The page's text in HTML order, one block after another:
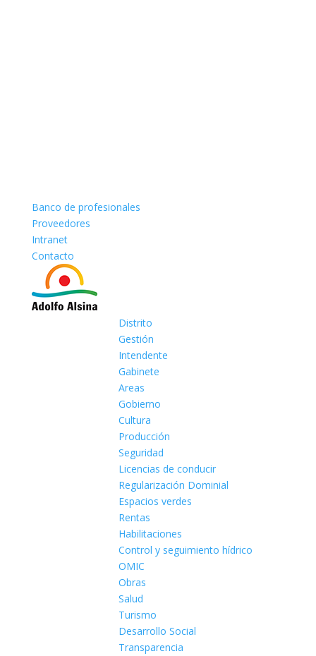
Banco de profesionales
Proveedores
Intranet
Contacto
Distrito
Gestión
Intendente
Gabinete
Areas
Gobierno
Cultura
Producción
Seguridad
Licencias de conducir
Regularización Dominial
Espacios verdes
Rentas
Habilitaciones
Control y seguimiento hídrico
OMIC
Obras
Salud
Turismo
Desarrollo Social
Transparencia